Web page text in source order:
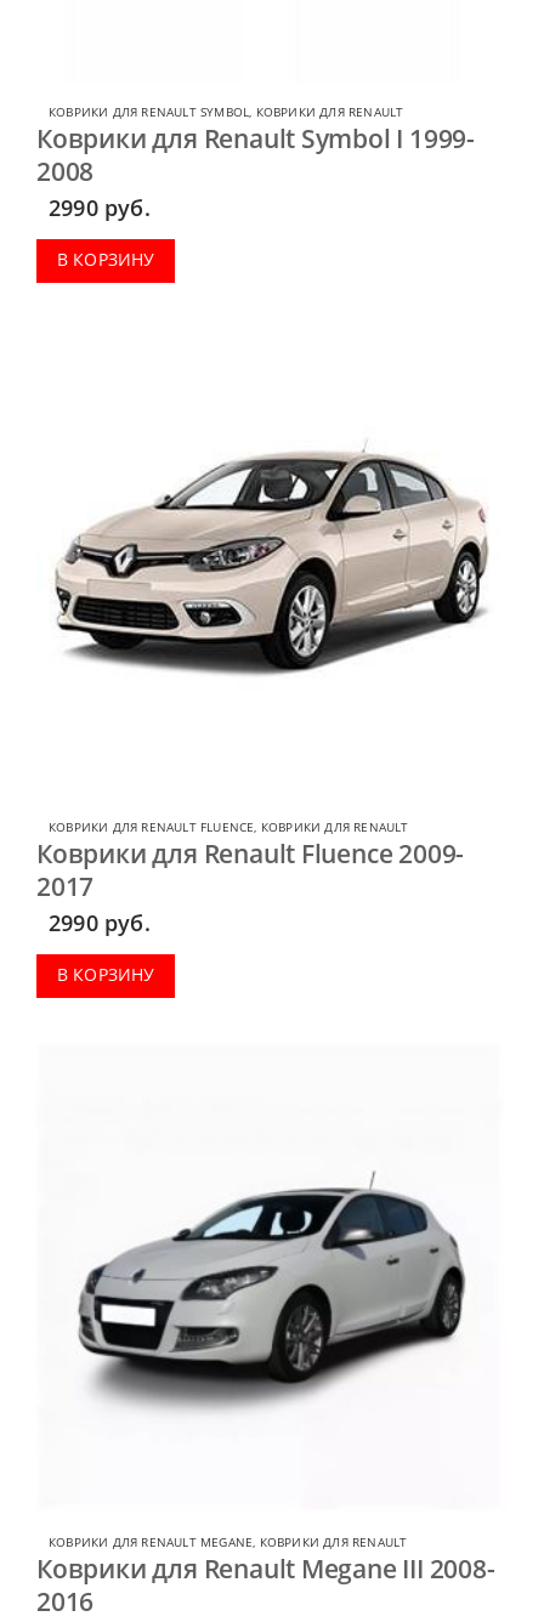
КОВРИКИ ДЛЯ RENAULT SYMBOL, КОВРИКИ ДЛЯ RENAULT
Коврики для Renault Symbol I 1999-
2008
2990 руб.
В КОРЗИНУ
КОВРИКИ ДЛЯ RENAULT FLUENCE, КОВРИКИ ДЛЯ RENAULT
Коврики для Renault Fluence 2009-
2017
2990 руб.
В КОРЗИНУ
КОВРИКИ ДЛЯ RENAULT MEGANE, КОВРИКИ ДЛЯ RENAULT
Коврики для Renault Megane III 2008-
2016